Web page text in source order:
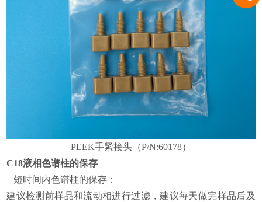
PEEK手紧接头（P/N:60178）
C18液相色谱柱的保存
短时间内色谱柱的保存：
建议检测前样品和流动相进行过滤，建议每天做完样品后及